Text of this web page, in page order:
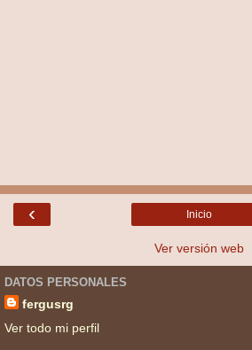
‹ Inicio
Ver versión web
DATOS PERSONALES
fergusrg
Ver todo mi perfil